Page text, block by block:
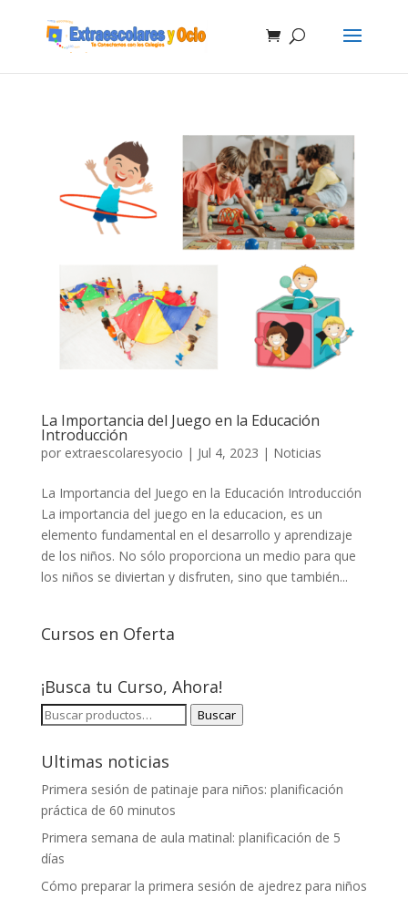
La Importancia del Juego en la Educación
Introducción
por extraescolaresyocio | Jul 4, 2023 | Noticias
La Importancia del Juego en la Educación Introducción
La importancia del juego en la educacion, es un
elemento fundamental en el desarrollo y aprendizaje
de los niños. No sólo proporciona un medio para que
los niños se diviertan y disfruten, sino que también...
Cursos en Oferta
¡Busca tu Curso, Ahora!
BUSCAR
Buscar
Ultimas noticias
Primera sesión de patinaje para niños: planificación
práctica de 60 minutos
Primera semana de aula matinal: planificación de 5
días
Cómo preparar la primera sesión de ajedrez para niños